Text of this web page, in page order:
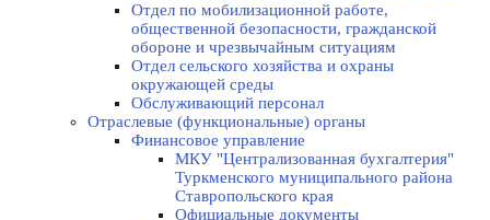
Отдел по мобилизационной работе,
общественной безопасности, гражданской
оборонe и чрезвычайным ситуациям
Отдел сельского хозяйства и охраны
окружающей среды
Обслуживающий персонал
Отраслевые (функциональные) органы
Финансовое управление
МКУ "Централизованная бухгалтерия"
Туркменского муниципального района
Ставропольского края
Официальные документы